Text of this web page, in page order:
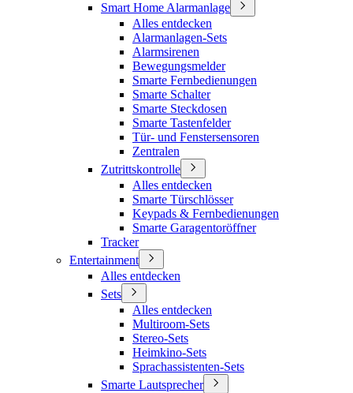
Smart Home Alarmanlage
Alles entdecken
Alarmanlagen-Sets
Alarmsirenen
Bewegungsmelder
Smarte Fernbedienungen
Smarte Schalter
Smarte Steckdosen
Smarte Tastenfelder
Tür- und Fenstersensoren
Zentralen
Zutrittskontrolle
Alles entdecken
Smarte Türschlösser
Keypads & Fernbedienungen
Smarte Garagentoröffner
Tracker
Entertainment
Alles entdecken
Sets
Alles entdecken
Multiroom-Sets
Stereo-Sets
Heimkino-Sets
Sprachassistenten-Sets
Smarte Lautsprecher